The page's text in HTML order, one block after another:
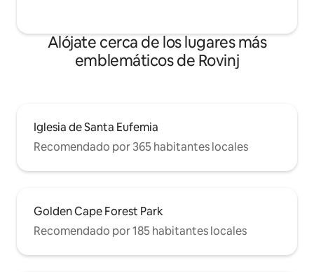
Alójate cerca de los lugares más
emblemáticos de Rovinj
Iglesia de Santa Eufemia
Recomendado por 365 habitantes locales
Golden Cape Forest Park
Recomendado por 185 habitantes locales